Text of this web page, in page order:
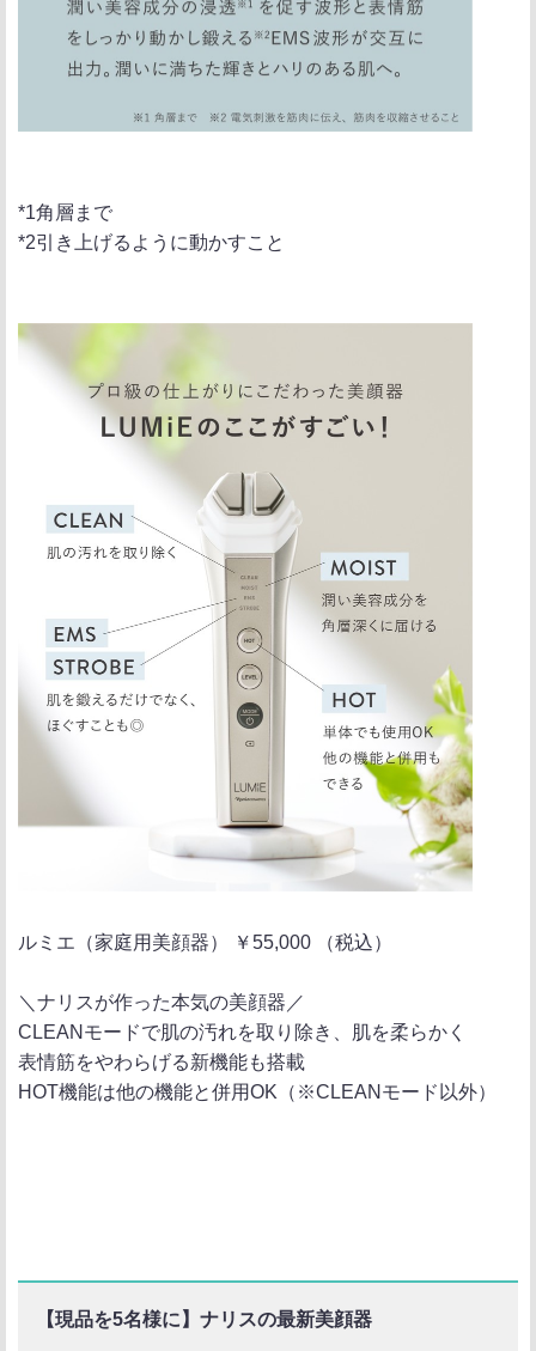
*1角層まで
*2引き上げるように動かすこと
ルミエ（家庭用美顔器） ￥55,000 （税込）
＼ナリスが作った本気の美顔器／
CLEANモードで肌の汚れを取り除き、肌を柔らかく
表情筋をやわらげる新機能も搭載
HOT機能は他の機能と併用OK（※CLEANモード以外）
【現品を5名様に】ナリスの最新美顔器